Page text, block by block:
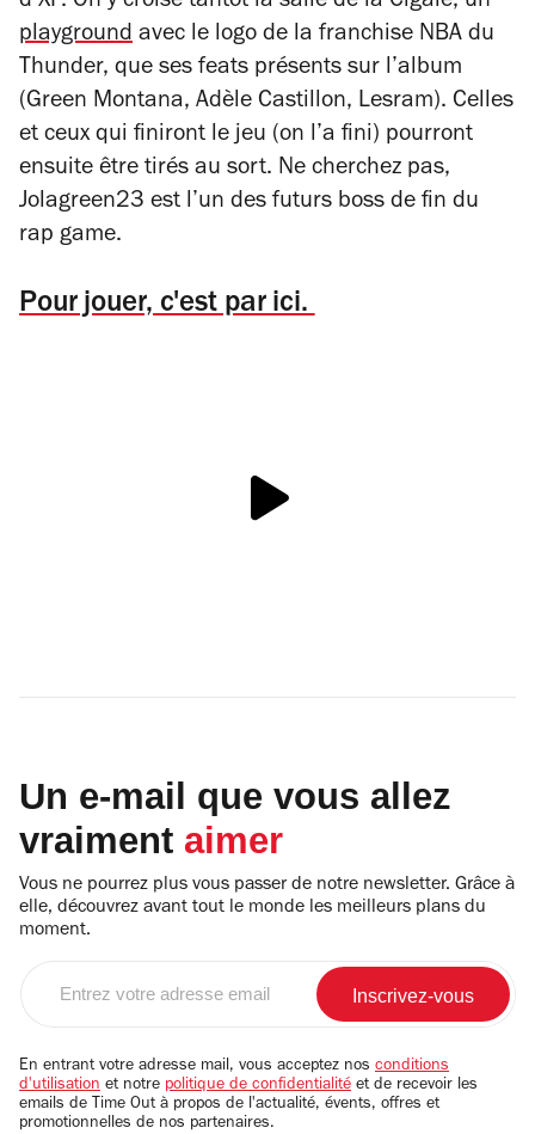
playground avec le logo de la franchise NBA du
Thunder, que ses feats présents sur l’album
(Green Montana, Adèle Castillon, Lesram). Celles
et ceux qui finiront le jeu (on l’a fini) pourront
ensuite être tirés au sort. Ne cherchez pas,
Jolagreen23 est l’un des futurs boss de fin du
rap game.
Pour jouer, c'est par ici.
Un e-mail que vous allez
vraiment aimer
Vous ne pourrez plus vous passer de notre newsletter. Grâce à
elle, découvrez avant tout le monde les meilleurs plans du
moment.
email
En entrant votre adresse mail, vous acceptez nos conditions
d'utilisation et notre politique de confidentialité et de recevoir les
emails de Time Out à propos de l'actualité, évents, offres et
promotionnelles de nos partenaires.